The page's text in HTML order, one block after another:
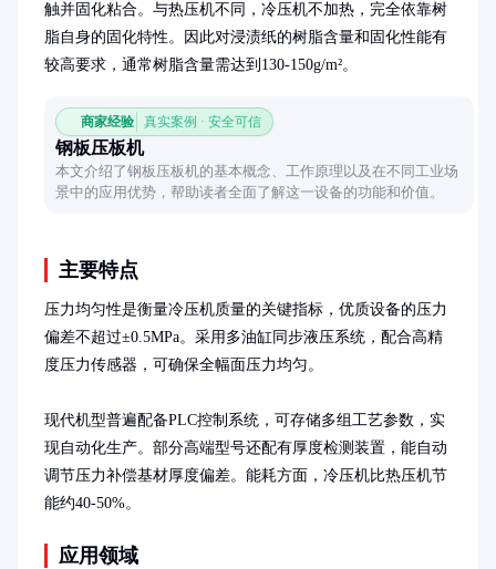
触并固化粘合。与热压机不同，冷压机不加热，完全依靠树
脂自身的固化特性。因此对浸渍纸的树脂含量和固化性能有
较高要求，通常树脂含量需达到130-150g/m²。
商家经验 真实案例 · 安全可信
钢板压板机
本文介绍了钢板压板机的基本概念、工作原理以及在不同工业场
景中的应用优势，帮助读者全面了解这一设备的功能和价值。
主要特点
压力均匀性是衡量冷压机质量的关键指标，优质设备的压力
偏差不超过±0.5MPa。采用多油缸同步液压系统，配合高精
度压力传感器，可确保全幅面压力均匀。
现代机型普遍配备PLC控制系统，可存储多组工艺参数，实
现自动化生产。部分高端型号还配有厚度检测装置，能自动
调节压力补偿基材厚度偏差。能耗方面，冷压机比热压机节
能约40-50%。
应用领域